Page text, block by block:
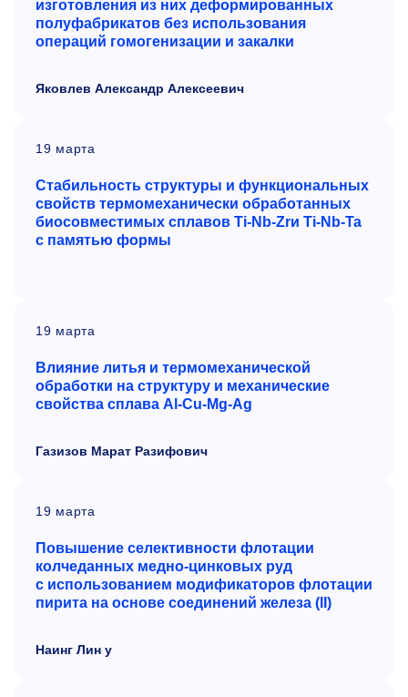
изготовления из них деформированных
полуфабрикатов без использования
операций гомогенизации и закалки
Яковлев Александр Алексеевич
19 марта
Стабильность структуры и функциональных
свойств термомеханически обработанных
биосовместимых сплавов Ti-Nb-Zrи Ti-Nb-Ta
с памятью формы
19 марта
Влияние литья и термомеханической
обработки на структуру и механические
свойства сплава Al-Cu-Mg-Ag
Газизов Марат Разифович
19 марта
Повышение селективности флотации
колчеданных медно-цинковых руд
с использованием модификаторов флотации
пирита на основе соединений железа (II)
Наинг Лин у